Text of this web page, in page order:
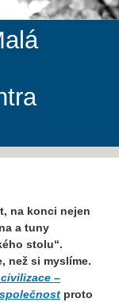
na konci nejen
a tuny
stolu“.
než si myslíme.
–
proto